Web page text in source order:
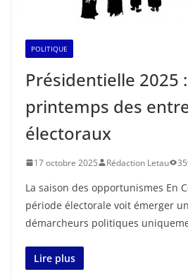
POLITIQUE
Présidentielle 2025
printemps des
électoraux
17 octobre 2025 Rédaction Letau
La saison des opportunismes En
période électorale voit émerger
démarcheurs politiques
Lire plus